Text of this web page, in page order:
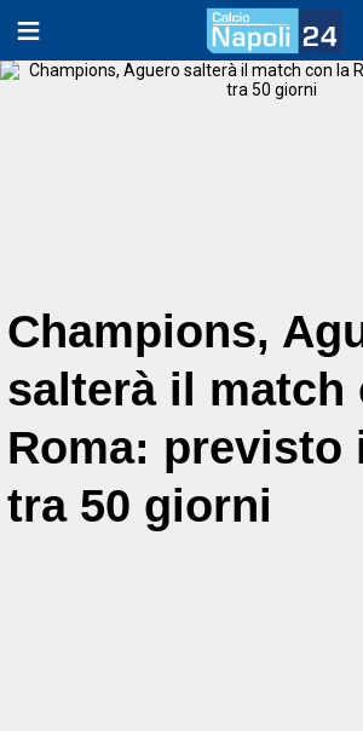
Champions,
salterà il match
Roma: previsto
tra 50 giorni